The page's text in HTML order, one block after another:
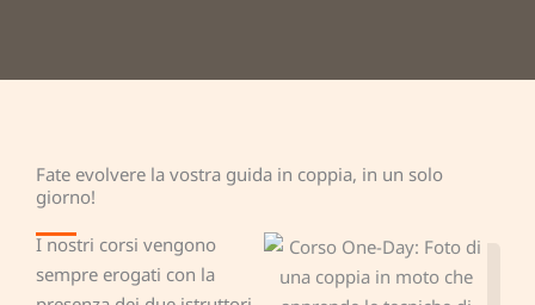
Fate evolvere la vostra guida in coppia, in un solo
giorno!
I nostri corsi vengono
sempre erogati con la